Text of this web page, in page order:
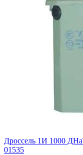
Дроссель 1И 1000
01535